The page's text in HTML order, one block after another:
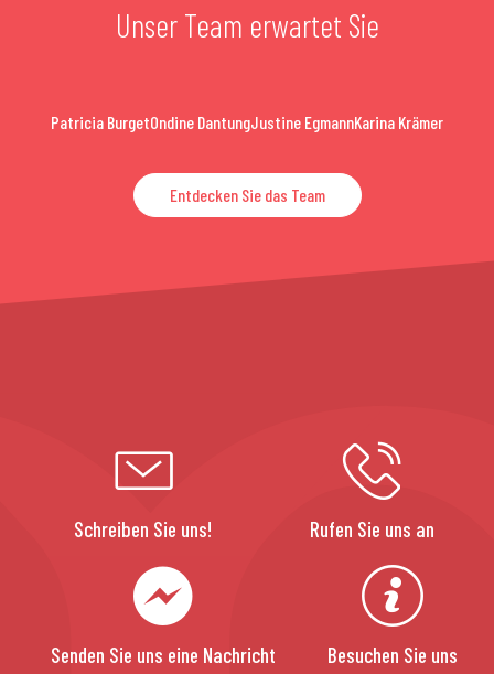
Unser Team erwartet Sie
Patricia BurgetOndine DantungJustine EgmannKarina Krämer
Entdecken Sie das Team
Schreiben Sie uns! Rufen Sie uns an
Senden Sie uns eine Nachricht Besuchen Sie uns